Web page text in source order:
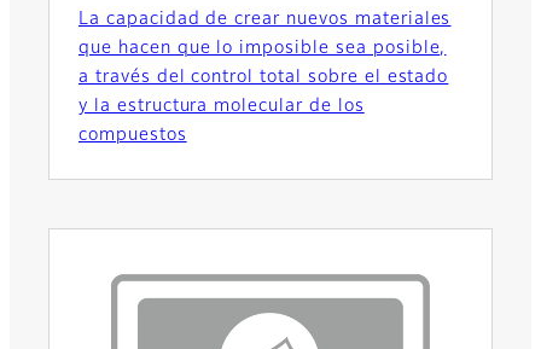
La capacidad de crear nuevos materiales
que hacen que lo imposible sea posible,
a través del control total sobre el estado
y la estructura molecular de los
compuestos